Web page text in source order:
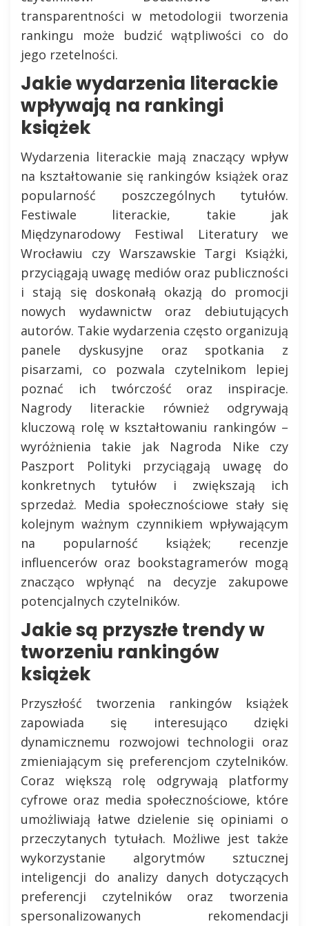
transparentności w metodologii tworzenia
rankingu może budzić wątpliwości co do
jego rzetelności.
Jakie wydarzenia literackie
wpływają na rankingi
książek
Wydarzenia literackie mają znaczący wpływ
na kształtowanie się rankingów książek oraz
popularność poszczególnych tytułów.
Festiwale literackie, takie jak
Międzynarodowy Festiwal Literatury we
Wrocławiu czy Warszawskie Targi Książki,
przyciągają uwagę mediów oraz publiczności
i stają się doskonałą okazją do promocji
nowych wydawnictw oraz debiutujących
autorów. Takie wydarzenia często organizują
panele dyskusyjne oraz spotkania z
pisarzami, co pozwala czytelnikom lepiej
poznać ich twórczość oraz inspiracje.
Nagrody literackie również odgrywają
kluczową rolę w kształtowaniu rankingów –
wyróżnienia takie jak Nagroda Nike czy
Paszport Polityki przyciągają uwagę do
konkretnych tytułów i zwiększają ich
sprzedaż. Media społecznościowe stały się
kolejnym ważnym czynnikiem wpływającym
na popularność książek; recenzje
influencerów oraz bookstagramerów mogą
znacząco wpłynąć na decyzje zakupowe
potencjalnych czytelników.
Jakie są przyszłe trendy w
tworzeniu rankingów
książek
Przyszłość tworzenia rankingów książek
zapowiada się interesująco dzięki
dynamicznemu rozwojowi technologii oraz
zmieniającym się preferencjom czytelników.
Coraz większą rolę odgrywają platformy
cyfrowe oraz media społecznościowe, które
umożliwiają łatwe dzielenie się opiniami o
przeczytanych tytułach. Możliwe jest także
wykorzystanie algorytmów sztucznej
inteligencji do analizy danych dotyczących
preferencji czytelników oraz tworzenia
spersonalizowanych rekomendacji